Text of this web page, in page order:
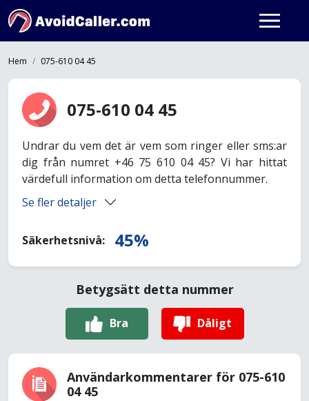
Hem 075-610 04 45
075-610 04 45
Undrar du vem det är vem som ringer eller sms:ar
dig från numret +46 75 610 04 45? Vi har hittat
värdefull information om detta telefonnummer.
Se fler detaljer
Säkerhetsnivå: 45%
Betygsätt detta nummer
Bra Dåligt
Användarkommentarer för 075-610
04 45